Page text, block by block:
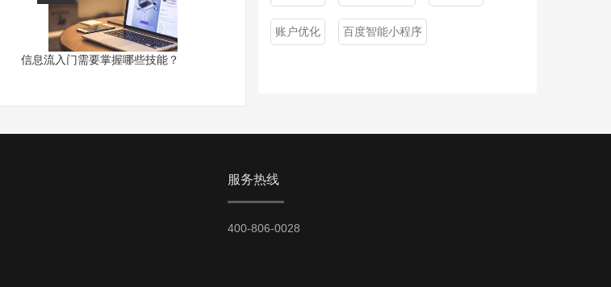
信息流入门需要掌握哪些技能？
账户优化 百度智能小程序
服务热线
400-806-0028